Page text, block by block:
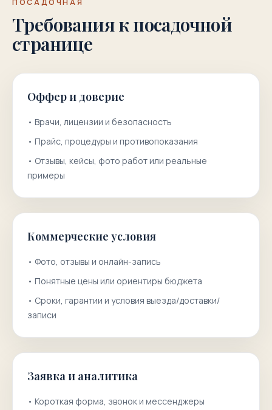
ПОСАДОЧНАЯ
Требования к посадочной
странице
Оффер и доверие
• Врачи, лицензии и безопасность
• Прайс, процедуры и противопоказания
• Отзывы, кейсы, фото работ или реальные
примеры
Коммерческие условия
• Фото, отзывы и онлайн-запись
• Понятные цены или ориентиры бюджета
• Сроки, гарантии и условия выезда/доставки/
записи
Заявка и аналитика
• Короткая форма, звонок и мессенджеры